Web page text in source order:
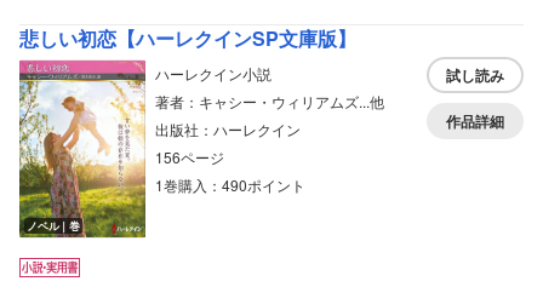
悲しい初恋【ハーレクインSP文庫版】
ノベル｜巻
ハーレクイン小説
著者：キャシー・ウィリアムズ...他
出版社：ハーレクイン
156ページ
1巻購入：490ポイント
試し読み
作品詳細